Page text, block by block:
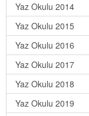
Yaz Okulu 2014
Yaz Okulu 2015
Yaz Okulu 2016
Yaz Okulu 2017
Yaz Okulu 2018
Yaz Okulu 2019